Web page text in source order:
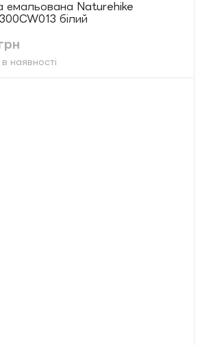
емальована Naturehike
білий
наявності